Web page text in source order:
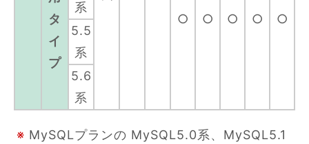
タ
イ
プ
○ ○ ○ ○ ○
系
5.5
系
5.6
系
※ MySQLプランの MySQL5.0系、MySQL5.1